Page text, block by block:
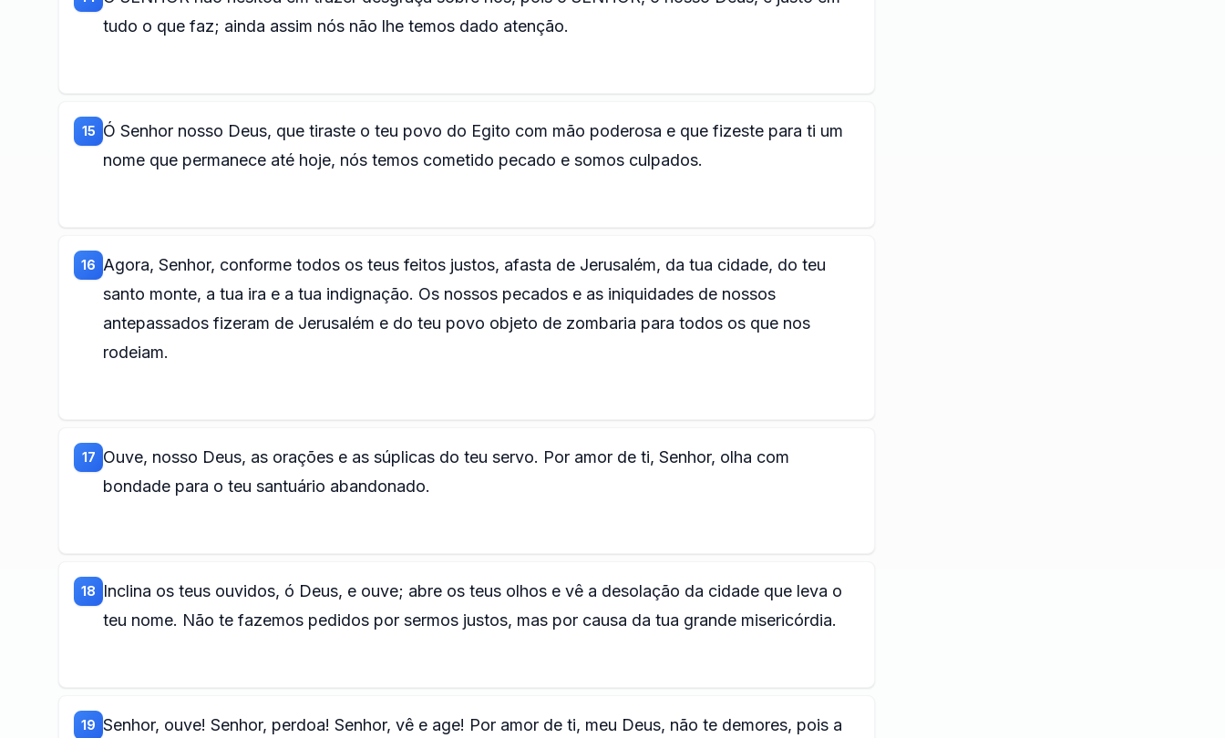
tudo o que faz; ainda assim nós não lhe temos dado atenção.
15 Ó Senhor nosso Deus, que tiraste o teu povo do Egito com mão poderosa e que fizeste para ti um
nome que permanece até hoje, nós temos cometido pecado e somos culpados.
16 Agora, Senhor, conforme todos os teus feitos justos, afasta de Jerusalém, da tua cidade, do teu
santo monte, a tua ira e a tua indignação. Os nossos pecados e as iniquidades de nossos
antepassados fizeram de Jerusalém e do teu povo objeto de zombaria para todos os que nos
rodeiam.
17 Ouve, nosso Deus, as orações e as súplicas do teu servo. Por amor de ti, Senhor, olha com
bondade para o teu santuário abandonado.
18
Inclina os teus ouvidos, ó Deus, e ouve; abre os teus olhos e vê a desolação da cidade que leva o
teu nome. Não te fazemos pedidos por sermos justos, mas por causa da tua grande misericórdia.
19 Senhor, ouve! Senhor, perdoa! Senhor, vê e age! Por amor de ti, meu Deus, não te demores, pois a